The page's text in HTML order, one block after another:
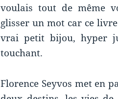
voulais tout de même
glisser un mot car ce
vrai petit bijou, hyper
touchant.
Florence Seyvos met en